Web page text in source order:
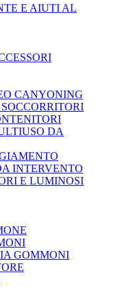
E AIUTI AL
CANYONING
DA
INTERVENTO
E LUMINOSI
GOMMONI